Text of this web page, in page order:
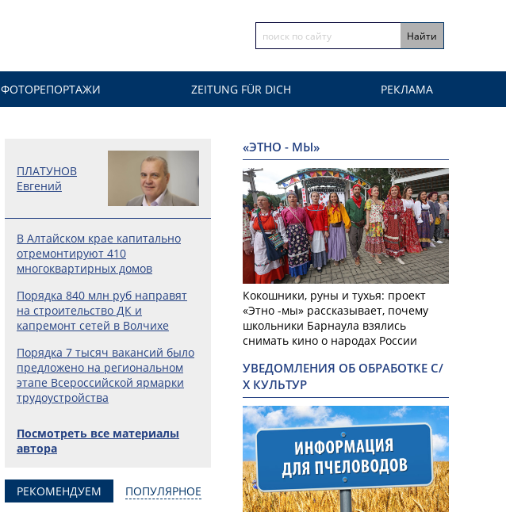
ФОТОРЕПОРТАЖИ ZEITUNG FÜR DICH РЕКЛАМА
ПЛАТУНОВ
Евгений
В Алтайском крае капитально
отремонтируют 410
многоквартирных домов
Порядка 840 млн руб направят
на строительство ДК и
капремонт сетей в Волчихе
Порядка 7 тысяч вакансий было
предложено на региональном
этапе Всероссийской ярмарки
трудоустройства
Посмотреть все материалы
автора
РЕКОМЕНДУЕМ ПОПУЛЯРНОЕ
«ЭТНО - МЫ»
Кокошники, руны и тухья: проект
«Этно -мы» рассказывает, почему
школьники Барнаула взялись
снимать кино о народах России
УВЕДОМЛЕНИЯ ОБ ОБРАБОТКЕ С/
Х КУЛЬТУР